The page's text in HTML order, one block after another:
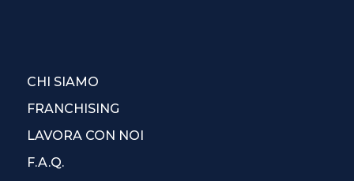
CHI SIAMO
FRANCHISING
LAVORA CON NOI
F.A.Q.